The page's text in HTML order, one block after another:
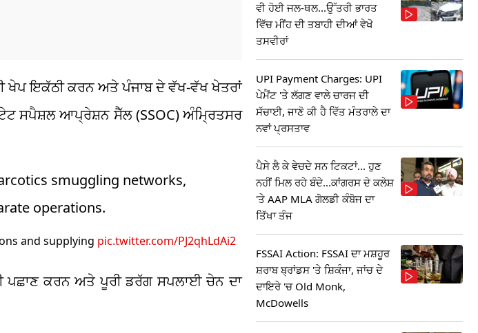
ਖੇਪ ਇਕੱਠੀ ਕਰਨ ਅਤੇ ਪੰਜਾਬ ਦੇ ਵੱਖ-ਵੱਖ ਖੇਤਰਾਂ
ਸਪੈਸ਼ਲ ਆਪ੍ਰੇਸ਼ਨ ਸੈੱਲ (SSOC) ਅੰਮ੍ਰਿਤਸਰ
smuggling networks,
operations.
and supplying pic.twitter.com/PJ2qhLdAi2
ਪਛਾਣ ਕਰਨ ਅਤੇ ਪੂਰੀ ਡਰੱਗ ਸਪਲਾਈ ਚੇਨ ਦਾ
ਵੀ ਹੋਈ ਜਲ-ਥਲ...ਉੱਤਰੀ ਭਾਰਤ
ਵਿੱਚ ਮੀਂਹ ਦੀ ਤਬਾਹੀ ਦੀਆਂ ਵੇਖੋ
ਤਸਵੀਰਾਂ
UPI Payment Charges: UPI
ਪੇਮੈਂਟ 'ਤੇ ਲੱਗਣ ਵਾਲੇ ਚਾਰਜ ਦੀ
ਸੱਚਾਈ, ਜਾਣੋ ਕੀ ਹੈ ਵਿੱਤ ਮੰਤਰਾਲੇ ਦਾ
ਨਵਾਂ ਪ੍ਰਸਤਾਵ
ਪੈਸੇ ਲੈ ਕੇ ਵੇਚਦੇ ਸਨ ਟਿਕਟਾਂ... ਹੁਣ
ਨਹੀਂ ਮਿਲ ਰਹੇ ਬੰਦੇ...ਕਾਂਗਰਸ ਦੇ ਕਲੇਸ਼
'ਤੇ AAP MLA ਗੋਲਡੀ ਕੰਬੋਜ ਦਾ
ਤਿੱਖਾ ਤੰਜ
FSSAI Action: FSSAI ਦਾ ਮਸ਼ਹੂਰ
ਸ਼ਰਾਬ ਬ੍ਰਾਂਡਸ 'ਤੇ ਸ਼ਿਕੰਜਾ, ਜਾਂਚ ਦੇ
ਦਾਇਰੇ 'ਚ Old Monk,
McDowells